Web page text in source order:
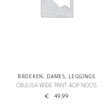
BROEKEN, DAMES, LEGGINGS
OBJLISA WIDE PANT AOP NOOS
€ 49,99